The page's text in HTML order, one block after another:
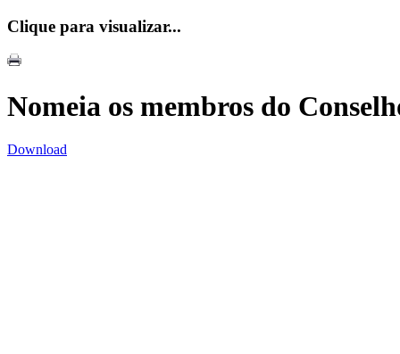
Clique para visualizar...
Nomeia os membros do
Download